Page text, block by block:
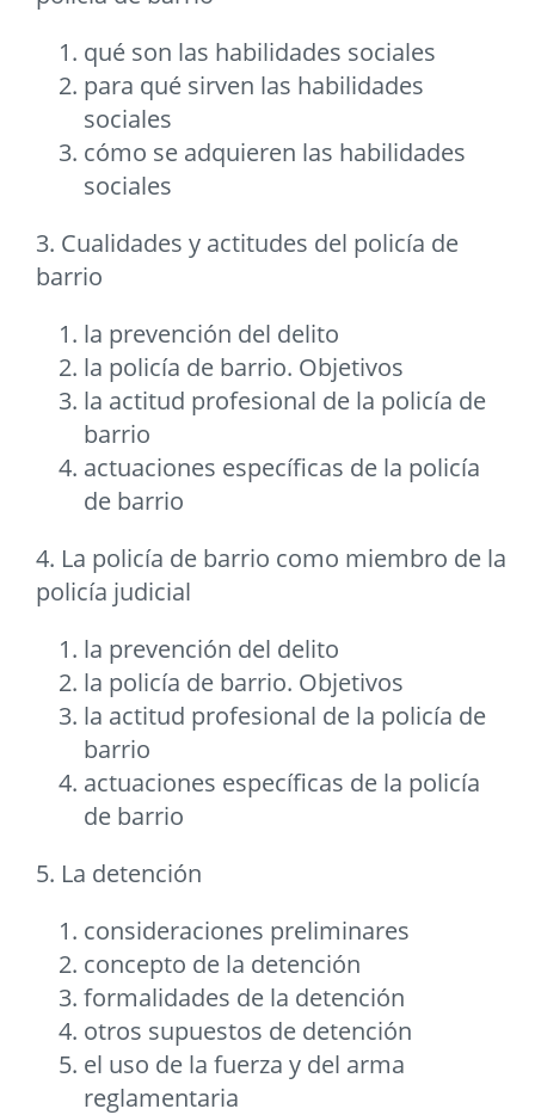
qué son las habilidades sociales
para qué sirven las habilidades
sociales
cómo se adquieren las habilidades
sociales
3. Cualidades y actitudes del policía de
barrio
la prevención del delito
la policía de barrio. Objetivos
la actitud profesional de la policía de
barrio
actuaciones específicas de la policía
de barrio
4. La policía de barrio como miembro de la
policía judicial
la prevención del delito
la policía de barrio. Objetivos
la actitud profesional de la policía de
barrio
actuaciones específicas de la policía
de barrio
5. La detención
consideraciones preliminares
concepto de la detención
formalidades de la detención
otros supuestos de detención
el uso de la fuerza y del arma
reglamentaria